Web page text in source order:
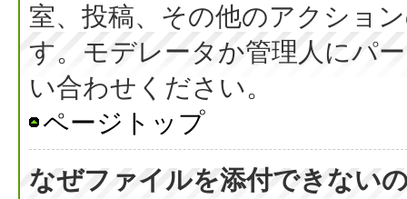
室、投稿、その他のアクショ
す。モデレータか管理人にパ
い合わせください。
ページトップ
なぜファイルを添付できない